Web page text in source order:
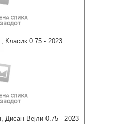
Класик 0.75 - 2023
Вејли 0.75 - 2023